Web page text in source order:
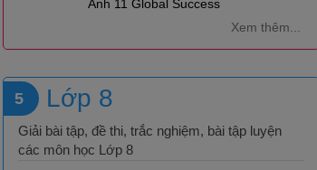
Anh 11 Global Success
Xem thêm...
5 Lớp 8
Giải bài tập, đề thi, trắc nghiệm, bài tập luyện
các môn học Lớp 8